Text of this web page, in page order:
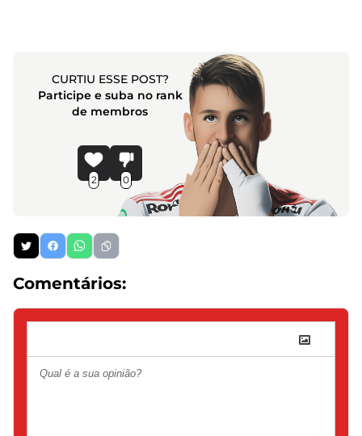
CURTIU ESSE POST?
Participe e suba no rank
de membros
2 0
Comentários: